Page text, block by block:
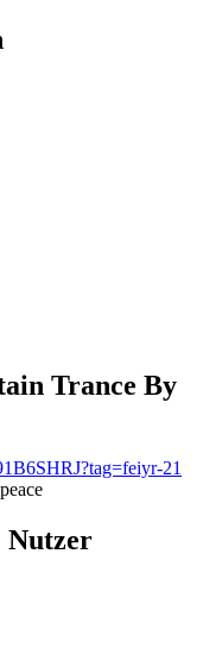
Trance By
Nutzer